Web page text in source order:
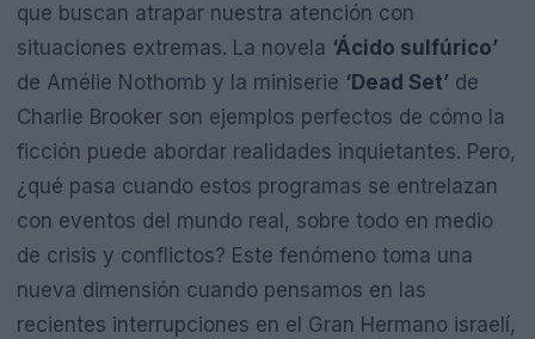
que buscan atrapar nuestra atención con
situaciones extremas. La novela ‘Ácido sulfúrico’
de Amélie Nothomb y la miniserie ‘Dead Set’ de
Charlie Brooker son ejemplos perfectos de cómo la
ficción puede abordar realidades inquietantes. Pero,
¿qué pasa cuando estos programas se entrelazan
con eventos del mundo real, sobre todo en medio
de crisis y conflictos? Este fenómeno toma una
nueva dimensión cuando pensamos en las
recientes interrupciones en el Gran Hermano israelí,